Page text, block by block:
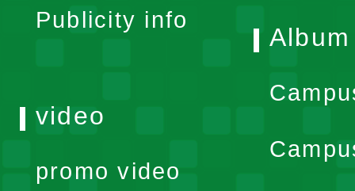
Publicity info
Album
video
promo video